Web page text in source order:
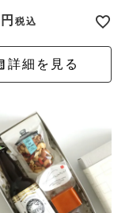
税込
詳細を見る